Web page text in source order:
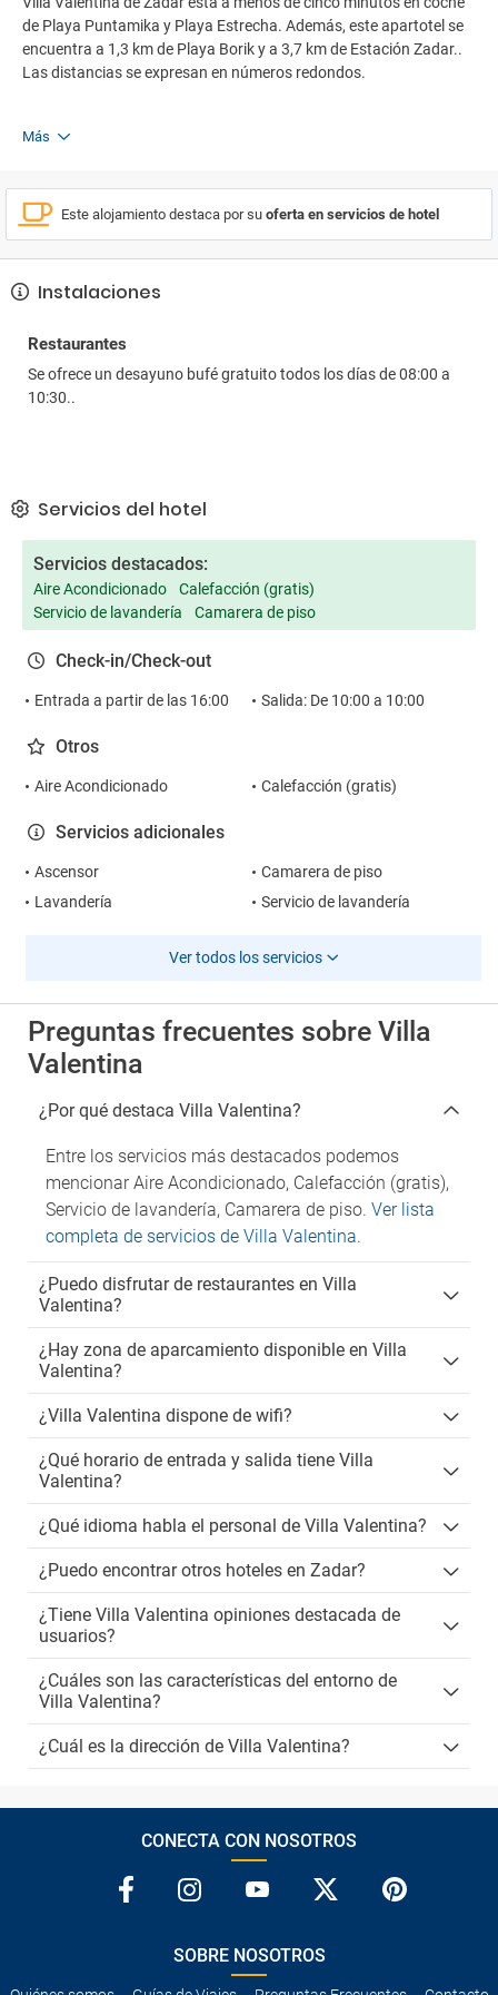
de Playa Puntamika y Playa Estrecha. Además, este apartotel se
encuentra a 1,3 km de Playa Borik y a 3,7 km de Estación Zadar..
Las distancias se expresan en números redondos.
Más
Este alojamiento destaca por su oferta en servicios de hotel
Instalaciones
Restaurantes
Se ofrece un desayuno bufé gratuito todos los días de 08:00 a
10:30..
Servicios del hotel
Servicios destacados:
Aire Acondicionado
Calefacción (gratis)
Servicio de lavandería
Camarera de piso
Check-in/Check-out
Entrada a partir de las 16:00 Salida: De 10:00 a 10:00
Otros
Aire Acondicionado Calefacción (gratis)
Servicios adicionales
Ascensor
Camarera de piso
Lavandería
Servicio de lavandería
Ver todos los servicios
Preguntas frecuentes sobre Villa
Valentina
¿Por qué destaca Villa Valentina?
Entre los servicios más destacados podemos
mencionar Aire Acondicionado, Calefacción (gratis),
Servicio de lavandería, Camarera de piso. Ver lista
completa de servicios de Villa Valentina.
¿Puedo disfrutar de restaurantes en Villa
Valentina?
¿Hay zona de aparcamiento disponible en Villa
Valentina?
¿Villa Valentina dispone de wifi?
¿Qué horario de entrada y salida tiene Villa
Valentina?
¿Qué idioma habla el personal de Villa Valentina?
¿Puedo encontrar otros hoteles en Zadar?
¿Tiene Villa Valentina opiniones destacada de
usuarios?
¿Cuáles son las características del entorno de
Villa Valentina?
¿Cuál es la dirección de Villa Valentina?
CONECTA CON NOSOTROS
SOBRE NOSOTROS